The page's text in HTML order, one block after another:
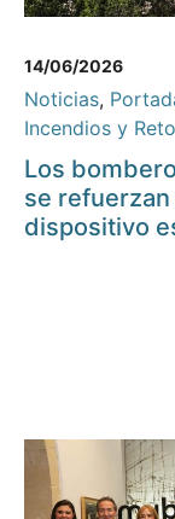
14/06/2026
Noticias,
Incendios y
Los
se
dispositivo